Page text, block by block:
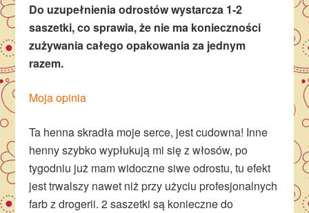
Do uzupełnienia odrostów wystarcza 1-2
saszetki, co sprawia, że nie ma konieczności
zużywania całego opakowania za jednym
razem.
Moja opinia
Ta henna skradła moje serce, jest cudowna! Inne
henny szybko wypłukują mi się z włosów, po
tygodniu już mam widoczne siwe odrostu, tu efekt
jest trwalszy nawet niż przy użyciu profesjonalnych
farb z drogerii. 2 saszetki są konieczne do